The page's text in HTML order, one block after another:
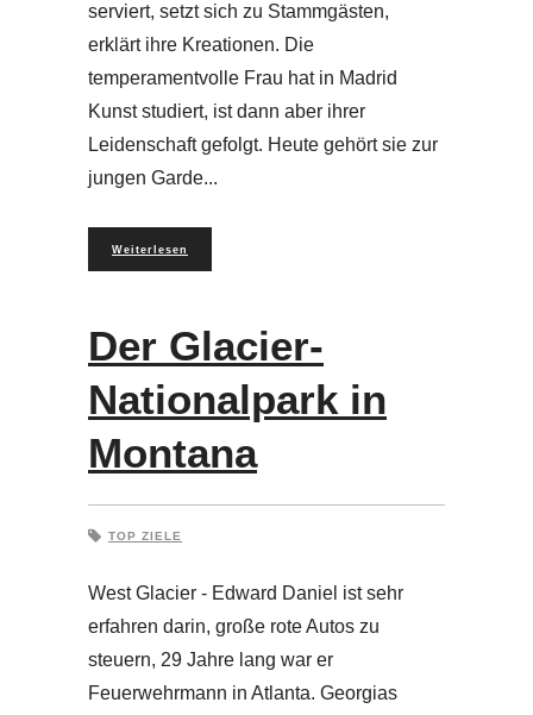
serviert, setzt sich zu Stammgästen,
erklärt ihre Kreationen. Die
temperamentvolle Frau hat in Madrid
Kunst studiert, ist dann aber ihrer
Leidenschaft gefolgt. Heute gehört sie zur
jungen Garde
Weiterlesen
Der Glacier-
Nationalpark in
Montana
TOP ZIELE
West Glacier - Edward Daniel ist sehr
erfahren darin, große rote Autos zu
steuern, 29 Jahre lang war er
Feuerwehrmann in Atlanta. Georgias